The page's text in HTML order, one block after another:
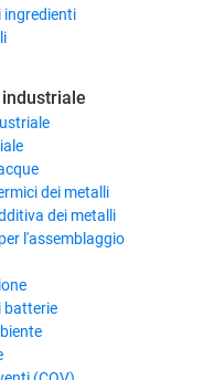
ingredienti
dei metalli
dei metalli
l'assemblaggio
batterie